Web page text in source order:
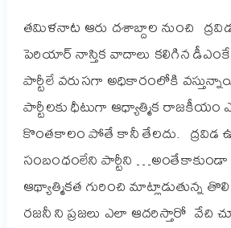
తమిళనాట ఆరు దశాబ్దాల నుంచి
పెరియార్‌ నాస్తిక వాదాలు కలిగిన
పార్టీలే వరుసగా అధికారంలోకి
పార్టీలకు ధీటుగా ఆధ్యాత్మిక రాజకీయం
కొంతకాలం పోతే కానీ తేలదు. ద్రవిడ
సంబంధంలేని పార్టీని
ఆథ్యాత్మికత గురించి మాట్లాడుతున్న
రజనీ ని ప్రజలు ఎలా ఆదరిస్తారో వేచి